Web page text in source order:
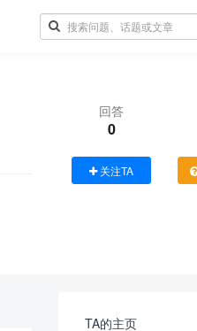
回答
0
关注TA
TA的主页